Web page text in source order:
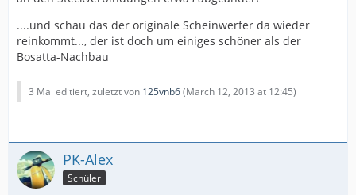
....und schau das der originale Scheinwerfer da wieder
reinkommt..., der ist doch um einiges schöner als der
Bosatta-Nachbau
3 Mal editiert, zuletzt von 125vnb6(March 12, 2013 at 12:45)
PK-Alex
Schüler